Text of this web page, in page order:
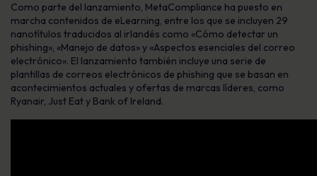
Como parte del lanzamiento, MetaCompliance ha puesto en
marcha contenidos de eLearning, entre los que se incluyen 29
nanotítulos traducidos al irlandés como «Cómo detectar un
phishing», «Manejo de datos» y «Aspectos esenciales del correo
electrónico». El lanzamiento también incluye una serie de
plantillas de correos electrónicos de phishing que se basan en
acontecimientos actuales y ofertas de marcas líderes, como
Ryanair, Just Eat y Bank of Ireland.